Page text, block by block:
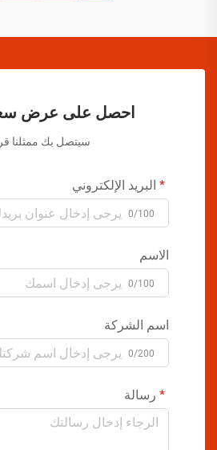
احصل على عرض
سيتصل بك ممثلنا
البريد الإلكتروني
0/100
الاسم
0/100
اسم الشركة
0/200
رسالة